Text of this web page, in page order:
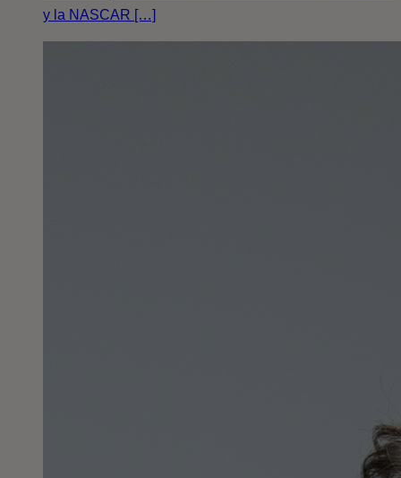
y la NASCAR […]